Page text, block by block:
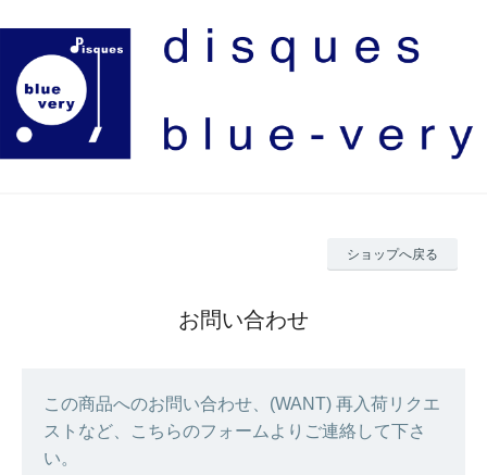
ショップへ戻る
お問い合わせ
この商品へのお問い合わせ、(WANT) 再入荷リクエ
ストなど、こちらのフォームよりご連絡して下さ
い。